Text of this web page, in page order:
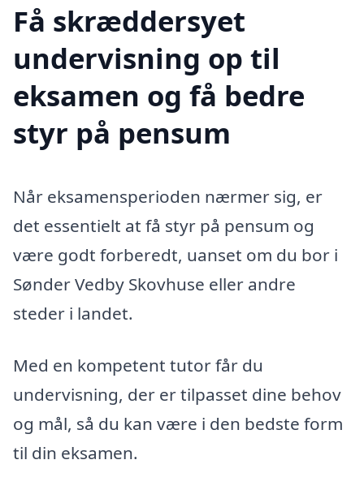
Få skræddersyet
undervisning op til
eksamen og få bedre
styr på pensum
Når eksamensperioden nærmer sig, er
det essentielt at få styr på pensum og
være godt forberedt, uanset om du bor i
Sønder Vedby Skovhuse eller andre
steder i landet.
Med en kompetent tutor får du
undervisning, der er tilpasset dine behov
og mål, så du kan være i den bedste form
til din eksamen.